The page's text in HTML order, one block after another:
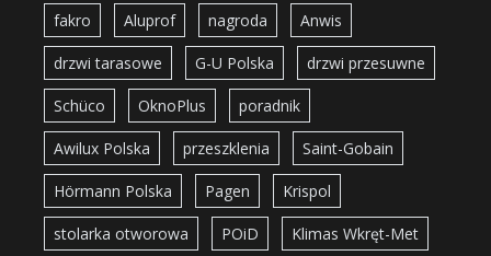
fakro Aluprof nagroda Anwis
drzwi tarasowe G-U Polska drzwi przesuwne
Schüco OknoPlus poradnik
Awilux Polska przeszklenia Saint-Gobain
Hörmann Polska Pagen Krispol
stolarka otworowa POiD Klimas Wkręt-Met